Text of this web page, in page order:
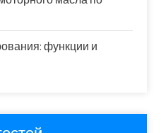
функции и